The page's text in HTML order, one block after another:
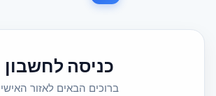
כניסה לחשבון
ברוכים הבאים לאזור האישי